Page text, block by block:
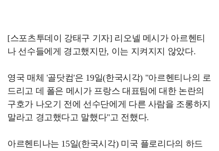
[스포츠투데이 강태구 기자] 리오넬 메시가 아르헨티
나 선수들에게 경고했지만, 이는 지켜지지 않았다.
영국 매체 '골닷컴'은 19일(한국시각) "아르헨티나의 로
드리고 데 폴은 메시가 프랑스 대표팀에 대한 논란의
구호가 나오기 전에 선수단에게 다른 사람을 조롱하지
말라고 경고했다고 말했다"고 전했다.
아르헨티나는 15일(한국시각) 미국 플로리다의 하드